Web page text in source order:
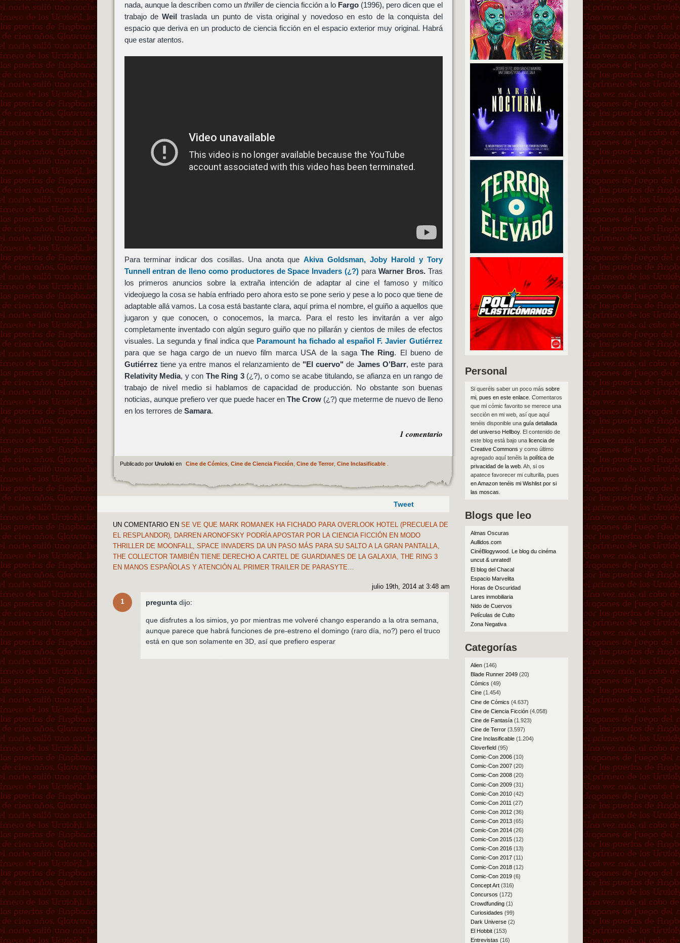
nada, aunque la describen como un thrillerde ciencia ficción a lo Fargo (1996), pero dicen que el
trabajo deWeil traslada un punto de vista original y novedoso en esto de la conquista del
espacio que deriva en un producto de ciencia ficción en el espacio exterior muy original. Habrá
que estar atentos.
Para terminar indicar dos cosillas. Una anota queAkiva Goldsman,Joby Haroldy Tory
Tunnellentran de lleno como productores deSpace Invaders (¿?) para Warner Bros.Tras
los primeros anuncios sobre la extraña intención de adaptar al cine el famoso y mítico
videojuego la cosa se había enfriado pero ahora esto se pone serio y pese a lo poco que tiene de
adaptable allá vamos. La cosa está bastante clara, aquí prima el nombre, el guiño a aquellos que
jugaron y que conocen, o conocemos, la marca. Para el resto les invitarán a ver algo
completamente inventado con algún seguro guiño que no pillarán y cientos de miles de efectos
visuales. La segunda y final indica que Paramount ha fichado al español F. Javier Gutiérrez
para que se haga cargo de un nuevo film marca USA de la saga The Ring. El bueno de
Gutiérrez tiene ya entre manos el relanzamiento de "El cuervo" de James O’Barr, este para
Relativity Media, y con The Ring 3(¿?), o como se acabe titulando, se afianza en un rango de
trabajo de nivel medio si hablamos de capacidad de producción. No obstante son buenas
noticias, aunque prefiero ver que puede hacer en The Crow(¿?) que meterme de nuevo de lleno
en los terrores de Samara.
1 comentario
Publicado por Uruloki en Cine de Cómics, Cine de Ciencia Ficción Cine de Terror, Cine Inclasificable.
Tweet
UN COMENTARIO EN SE VE QUE MARK ROMANEK HA FICHADO PARA OVERLOOK HOTEL (PRECUELA DE
EL RESPLANDOR), DARREN ARONOFSKY PODRÍA APOSTAR POR LA CIENCIA FICCIÓN EN MODO
THRILLER DE MOONFALL, SPACE INVADERS DA UN PASO MÁS PARA SU SALTO A LA GRAN PANTALLA,
THE COLLECTOR TAMBIÉN TIENE DERECHO A CARTEL DE GUARDIANES DE LA GALAXIA, THE RING 3
EN MANOS ESPAÑOLAS Y ATENCIÓN AL PRIMER TRAILER DE PARASYTE…
1
julio 19th, 2014 at 3:48 am
pregunta dijo:
que disfrutes a los simios, yo por mientras me volveré chango esperando a la otra semana,
aunque parece que habrá funciones de pre-estreno el domingo (raro día, no?) pero el truco
está en que son solamente en 3D, así que prefiero esperar
Personal
Si queréis saber un poco más sobre
mi, pues en este enlace. Comentaros
que mi cómic favorito se merece una
sección en mi web, así que aquí
tenéis disponible una guía detallada
del universo Hellboy. El contenido de
este blog está bajo una licencia de
Creative Commons y como último
agregado aquí tenéis la política de
privacidad de la web. Ah, si os
apatece favorecer mi culturilla, pues
en Amazon tenéis mi Wishlist por si
las moscas
Blogs que leo
Almas Oscuras
Aullidos.com
CinéBlogywood. Le blog du cinéma
uncut & unrated!
El blog del Chacal
Espacio Marvelita
Horas de Oscuridad
Lares inmobiliaria
Nido de Cuervos
Películas de Culto
Zona Negativa
Categorías
Alien(146)
Blade Runner 2049(20)
Cómics (49)
Cine(1.454)
Cine de Cómics (4.637)
Cine de Ciencia Ficción(4.058)
Cine de Fantasía(1.923)
Cine de Terror(3.597)
Cine Inclasificable(1.204)
Cloverfield(95)
Comic-Con 2006(10)
Comic-Con 2007(20)
Comic-Con 2008(20)
Comic-Con 2009(31)
Comic-Con 2010(42)
Comic-Con 2011 (27)
Comic-Con 2012(36)
Comic-Con 2013(65)
Comic-Con 2014(26)
Comic-Con 2015(12)
Comic-Con 2016(13)
Comic-Con 2017(11)
Comic-Con 2018(12)
Comic-Con 2019(6)
Concept Art(316)
Concursos (172)
Crowdfunding(1)
Curiosidades (99)
Dark Universe(2)
El Hobbit(153)
Entrevistas (16)